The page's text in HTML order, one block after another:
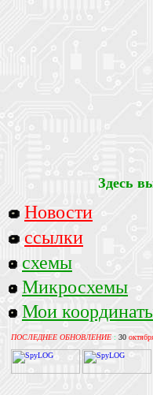
Здесь
Новости
ссылки
схемы
Микросхемы
Мои
ПОСЛЕДНЕЕ ОБНОВЛЕНИЕ : 30